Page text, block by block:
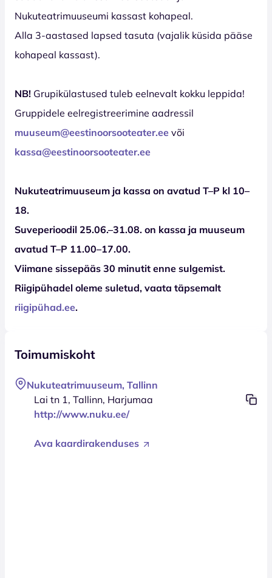
Nukuteatrimuuseumi kassast kohapeal.
Alla 3-aastased lapsed tasuta (vajalik küsida pääse
kohapeal kassast).
NB! Grupikülastused tuleb eelnevalt kokku leppida!
Gruppidele eelregistreerimine aadressil
muuseum@eestinoorsooteater.ee või
kassa@eestinoorsooteater.ee
Nukuteatrimuuseum ja kassa on avatud T–P kl 10–
18.
Suveperioodil 25.06.–31.08. on kassa ja muuseum
avatud T–P 11.00–17.00.
Viimane sissepääs 30 minutit enne sulgemist.
Riigipühadel oleme suletud, vaata täpsemalt
riigipühad.ee.
Toimumiskoht
Nukuteatrimuuseum, Tallinn
Lai tn 1, Tallinn, Harjumaa
http://www.nuku.ee/
Ava kaardirakenduses